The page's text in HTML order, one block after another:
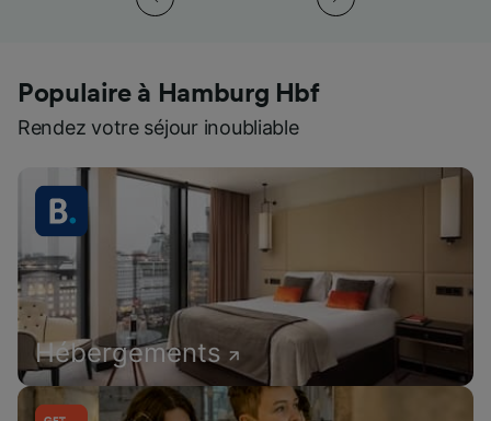
Populaire à Hamburg Hbf
Rendez votre séjour inoubliable
Hébergements